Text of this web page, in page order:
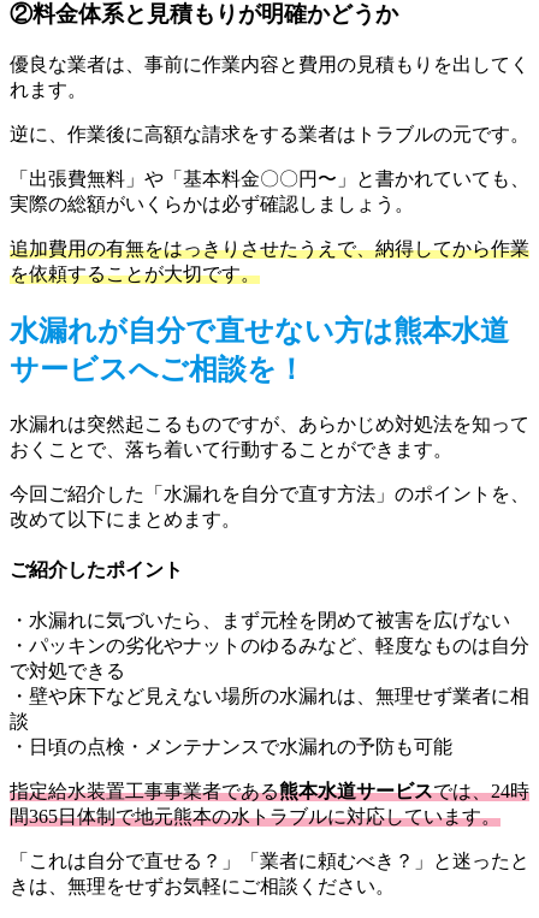
②料金体系と見積もりが明確かどうか
優良な業者は、事前に作業内容と費用の見積もりを出してく
れます。
逆に、作業後に高額な請求をする業者はトラブルの元です。
「出張費無料」や「基本料金〇〇円〜」と書かれていても、
実際の総額がいくらかは必ず確認しましょう。
追加費用の有無をはっきりさせたうえで、納得してから作業
を依頼することが大切です。
水漏れが自分で直せない方は熊本水道
サービスへご相談を！
水漏れは突然起こるものですが、あらかじめ対処法を知って
おくことで、落ち着いて行動することができます。
今回ご紹介した「水漏れを自分で直す方法」のポイントを、
改めて以下にまとめます。
ご紹介したポイント
・水漏れに気づいたら、まず元栓を閉めて被害を広げない
・パッキンの劣化やナットのゆるみなど、軽度なものは自分
で対処できる
・壁や床下など見えない場所の水漏れは、無理せず業者に相
談
・日頃の点検・メンテナンスで水漏れの予防も可能
指定給水装置工事事業者である熊本水道サービスでは、24時
間365日体制で地元熊本の水トラブルに対応しています。
「これは自分で直せる？」「業者に頼むべき？」と迷ったと
きは、無理をせずお気軽にご相談ください。